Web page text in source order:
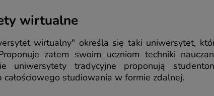
wirtualne
wirtualny" określa się taki uniwersytet,
zatem swoim uczniom techniki
uniwersytety tradycyjne proponują
całościowego studiowania w formie zdalnej.